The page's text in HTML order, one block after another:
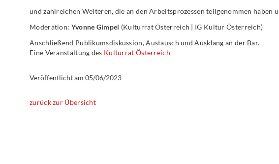
und zahlreichen Weiteren, die an den Arbeitsprozessen teilgenommen haben
Moderation: Yvonne Gimpel (Kulturrat Österreich | IG Kultur Österreich)
Anschließend Publikumsdiskussion, Austausch und Ausklang an der Bar.
Eine Veranstaltung des Kulturrat Österreich
Veröffentlicht am 05/06/2023
zurück zur Übersicht